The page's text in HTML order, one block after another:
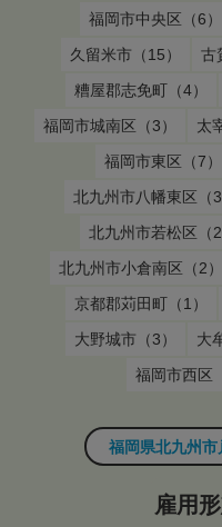
福岡市中央区（6）
久留米市（15）
古
糟屋郡志免町（4）
福岡市城南区（3）
太
福岡市東区（7）
北九州市八幡東区（3
北九州市若松区（2
北九州市小倉南区（2）
京都郡苅田町（1）
大野城市（3）
大
福岡市西区
福岡県北九州市
雇用